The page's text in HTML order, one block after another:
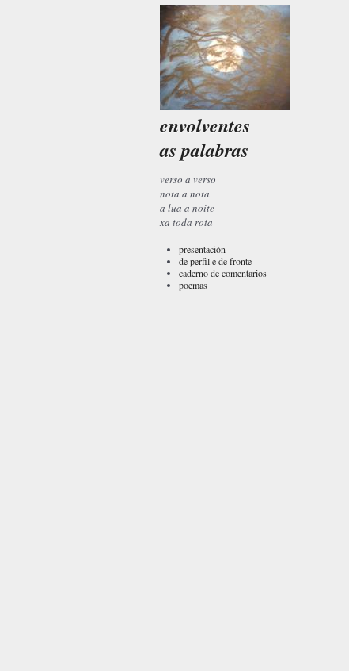
envolventes
as palabras
verso a verso
nota a nota
a lua a noite
xa toda rota
presentación
de perfil e de fronte
caderno de comentarios
poemas